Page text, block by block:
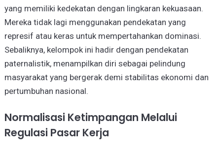
yang memiliki kedekatan dengan lingkaran kekuasaan.
Mereka tidak lagi menggunakan pendekatan yang
represif atau keras untuk mempertahankan dominasi.
Sebaliknya, kelompok ini hadir dengan pendekatan
paternalistik, menampilkan diri sebagai pelindung
masyarakat yang bergerak demi stabilitas ekonomi dan
pertumbuhan nasional.
Normalisasi Ketimpangan Melalui
Regulasi Pasar Kerja